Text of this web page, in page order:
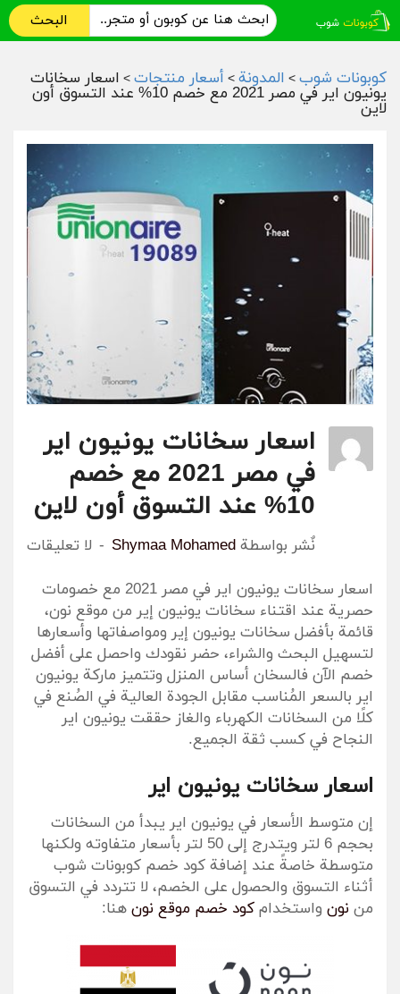
البحث
كوبونات شوب > المدونة > أسعار منتجات > اسعار سخانات
يونيون اير في مصر 2021 مع خصم 10% عند التسوق أون
لاين
اسعار سخانات يونيون اير
في مصر 2021 مع خصم
10% عند التسوق أون لاين
نٌشر بواسطة Shymaa Mohamed لا تعليقات
اسعار سخانات يونيون اير في مصر 2021 مع خصومات
حصرية عند اقتناء سخانات يونيون إير من موقع نون،
قائمة بأفضل سخانات يونيون إير ومواصفاتها وأسعارها
لتسهيل البحث والشراء، حضر نقودك واحصل على أفضل
خصم الآن فالسخان أساس المنزل وتتميز ماركة يونيون
اير بالسعر المُناسب مقابل الجودة العالية في الصُنع في
كلًا من السخانات الكهرباء والغاز حققت يونيون اير
النجاح في كسب ثقة الجميع.
اسعار سخانات يونيون اير
إن متوسط الأسعار في يونيون اير يبدأ من السخانات
بحجم 6 لتر ويتدرج إلى 50 لتر بأسعار متفاوته ولكنها
متوسطة خاصةً عند إضافة كود خصم كوبونات شوب
أثناء التسوق والحصول على الخصم، لا تتردد في التسوق
من نون واستخدام كود خصم موقع نون هنا: